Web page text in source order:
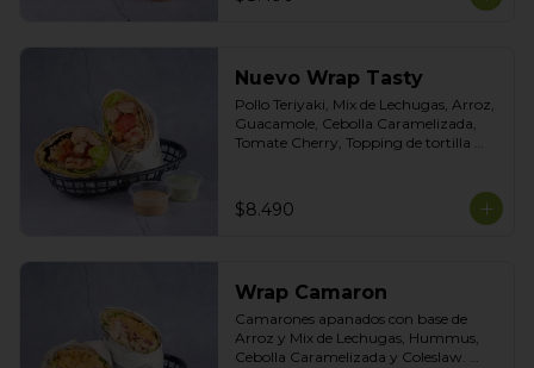
Nuevo Wrap Tasty
Pollo Teriyaki, Mix de Lechugas, Arroz,
Guacamole, Cebolla Caramelizada,
Tomate Cherry, Topping de tortilla
$8.490
Wrap Camaron
Camarones apanados con base de
Arroz y Mix de Lechugas, Hummus,
Cebolla Caramelizada y Coleslaw.